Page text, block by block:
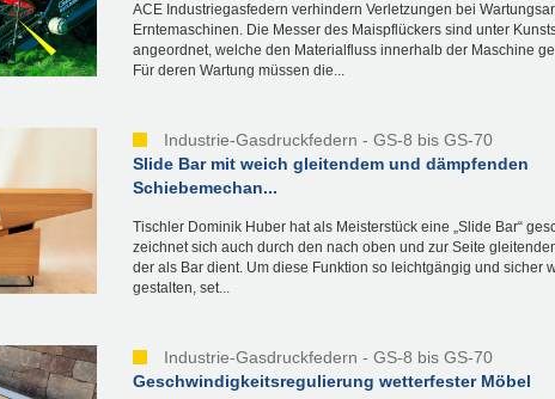
ACE Industriegasfedern verhindern Verletzungen bei
Erntemaschinen. Die Messer des Maispflückers sind unter
angeordnet, welche den Materialfluss innerhalb der Maschine
Für deren Wartung müssen die...
Industrie-Gasdruckfedern - GS-8 bis GS-70
Slide Bar mit weich gleitendem und dämpfenden
Schiebemechan...
Tischler Dominik Huber hat als Meisterstück eine „Slide Bar“
zeichnet sich auch durch den nach oben und zur Seite
der als Bar dient. Um diese Funktion so leichtgängig und sicher
gestalten, set...
Industrie-Gasdruckfedern - GS-8 bis GS-70
Geschwindigkeitsregulierung wetterfester Möbel